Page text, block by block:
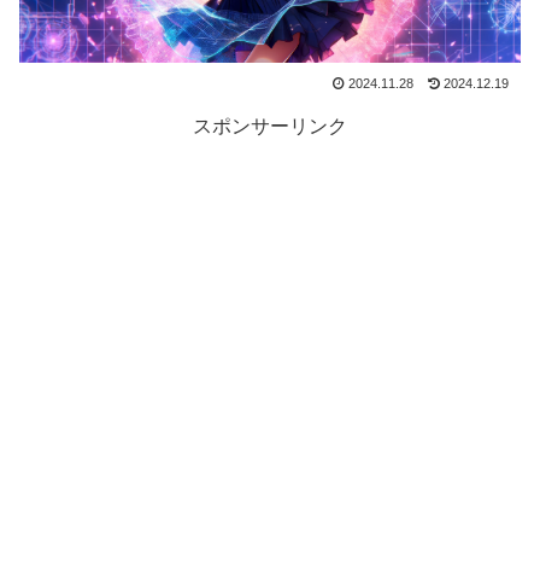
2024.11.28 2024.12.19
スポンサーリンク